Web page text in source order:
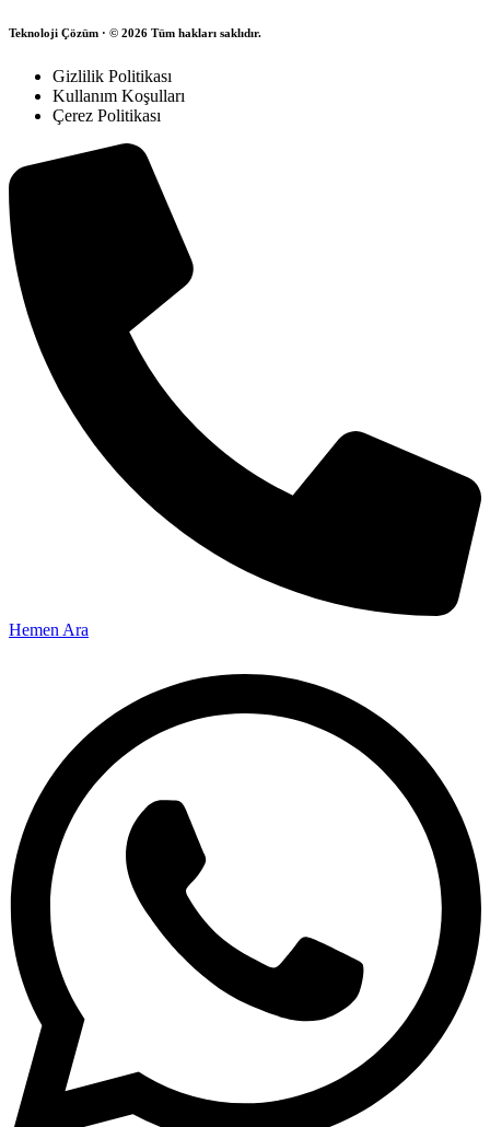
Teknoloji Çözüm · © 2026 Tüm hakları saklıdır.
Gizlilik Politikası
Kullanım Koşulları
Çerez Politikası
Hemen Ara